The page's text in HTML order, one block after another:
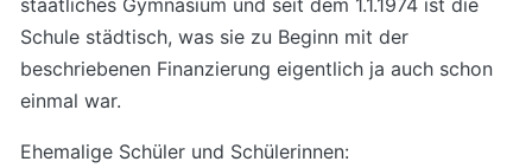
Schule städtisch, was sie zu Beginn mit der
beschriebenen Finanzierung eigentlich ja auch schon
einmal war.
Ehemalige Schüler und Schülerinnen: